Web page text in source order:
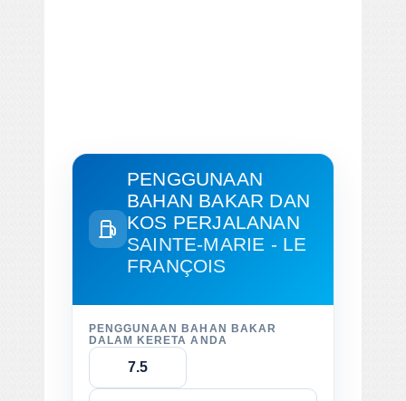
PENGGUNAAN
BAHAN BAKAR DAN
KOS PERJALANAN
SAINTE-MARIE - LE
FRANÇOIS
PENGGUNAAN BAHAN BAKAR
DALAM KERETA ANDA